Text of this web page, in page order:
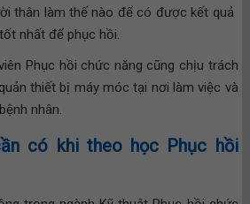
thân làm thế nào để có được kết quả
nhất để phục hồi.
Phục hồi chức năng cũng chịu trách
thiết bị máy móc tại nơi làm việc và
nhân.
có khi theo học Phục hồi